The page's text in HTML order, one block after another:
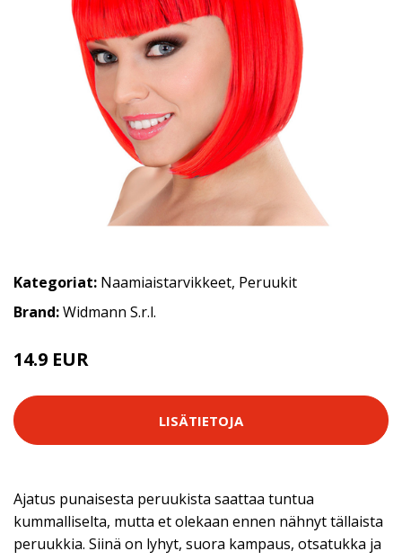
Kategoriat: Naamiaistarvikkeet, Peruukit
Brand:Widmann S.r.l.
14.9 EUR
LISÄTIETOJA
Ajatus punaisesta peruukista saattaa tuntua
kummalliselta, mutta et olekaan ennen nähnyt tällaista
peruukkia. Siinä on lyhyt, suora kampaus, otsatukka ja